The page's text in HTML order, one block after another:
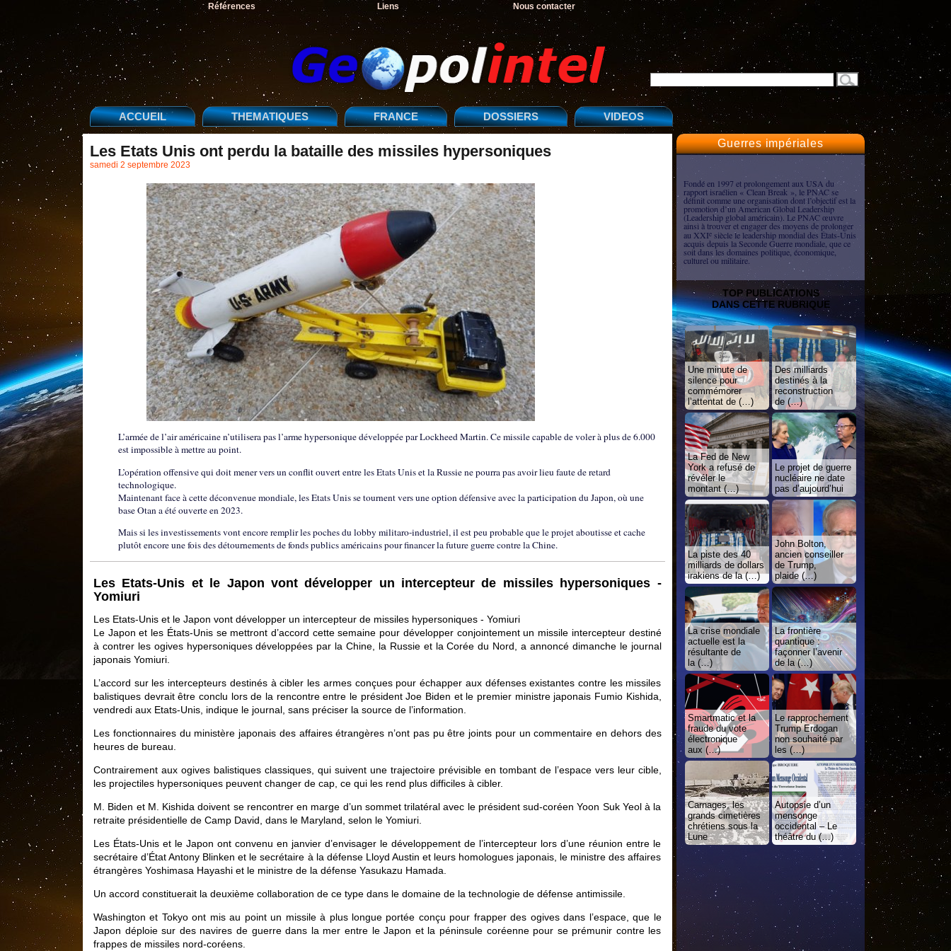
Références Liens Nous contacter
ACCUEIL THEMATIQUES FRANCE DOSSIERS VIDEOS
Les Etats Unis ont perdu la bataille des missiles hypersoniques
samedi 2 septembre 2023
L’armée de l’air américaine n’utilisera pas l’arme hypersonique développée par Lockheed Martin. Ce missile capable de voler à plus de 6.000
est impossible à mettre au point.
L’opération offensive qui doit mener vers un conflit ouvert entre les Etats Unis et la Russie ne pourra pas avoir lieu faute de retard
technologique.
Maintenant face à cette déconvenue mondiale, les Etats Unis se tournent vers une option défensive avec la participation du Japon, où une
base Otan a été ouverte en 2023.
Mais si les investissements vont encore remplir les poches du lobby militaro-industriel, il est peu probable que le projet aboutisse et cache
plutôt encore une fois des détournements de fonds publics américains pour financer la future guerre contre la Chine.
Les Etats-Unis et le Japon vont développer un intercepteur de missiles hypersoniques -
Yomiuri
Les Etats-Unis et le Japon vont développer un intercepteur de missiles hypersoniques - Yomiuri
Le Japon et les États-Unis se mettront d’accord cette semaine pour développer conjointement un missile intercepteur destiné
à contrer les ogives hypersoniques développées par la Chine, la Russie et la Corée du Nord, a annoncé dimanche le journal
japonais Yomiuri.
L’accord sur les intercepteurs destinés à cibler les armes conçues pour échapper aux défenses existantes contre les missiles
balistiques devrait être conclu lors de la rencontre entre le président Joe Biden et le premier ministre japonais Fumio Kishida,
vendredi aux Etats-Unis, indique le journal, sans préciser la source de l’information.
Les fonctionnaires du ministère japonais des affaires étrangères n’ont pas pu être joints pour un commentaire en dehors des
heures de bureau.
Contrairement aux ogives balistiques classiques, qui suivent une trajectoire prévisible en tombant de l’espace vers leur cible,
les projectiles hypersoniques peuvent changer de cap, ce qui les rend plus difficiles à cibler.
M. Biden et M. Kishida doivent se rencontrer en marge d’un sommet trilatéral avec le président sud-coréen Yoon Suk Yeol à la
retraite présidentielle de Camp David, dans le Maryland, selon le Yomiuri.
Les États-Unis et le Japon ont convenu en janvier d’envisager le développement de l’intercepteur lors d’une réunion entre le
secrétaire d’État Antony Blinken et le secrétaire à la défense Lloyd Austin et leurs homologues japonais, le ministre des affaires
étrangères Yoshimasa Hayashi et le ministre de la défense Yasukazu Hamada.
Un accord constituerait la deuxième collaboration de ce type dans le domaine de la technologie de défense antimissile.
Washington et Tokyo ont mis au point un missile à plus longue portée conçu pour frapper des ogives dans l’espace, que le
Japon déploie sur des navires de guerre dans la mer entre le Japon et la péninsule coréenne pour se prémunir contre les
frappes de missiles nord-coréens.
Guerres impériales
Fondé en 1997 et prolongement aux USA du
rapport israélien « Clean Break », le PNAC se
définit comme une organisation dont l’objectif est la
promotion d’un American Global Leadership
(Leadership global américain). Le PNAC œuvre
ainsi à trouver et engager des moyens de prolonger
au XXIe siècle le leadership mondial des États-Unis
acquis depuis la Seconde Guerre mondiale, que ce
soit dans les domaines politique, économique,
culturel ou militaire.
TOP PUBLICATIONS
DANS CETTE RUBRIQUE
Une minute de
silence pour
commémorer
l’attentat de (…)
Des milliards
destinés à la
reconstruction
de (…)
La Fed de New
York a refusé de
révéler le
montant (…)
Le projet de guerre
nucléaire ne date
pas d’aujourd’hui
La piste des 40
milliards de dollars
irakiens de la (…)
John Bolton,
ancien conseiller
de Trump,
plaide (…)
La crise mondiale
actuelle est la
résultante de
la (…)
La frontière
quantique :
façonner l’avenir
de la (…)
Smartmatic et la
fraude du vote
électronique
aux (…)
Le rapprochement
Trump Erdogan
non souhaité par
les (…)
Carnages, les
grands cimetières
chrétiens sous la
Lune
Autopsie d’un
mensonge
occidental – Le
théâtre du (…)